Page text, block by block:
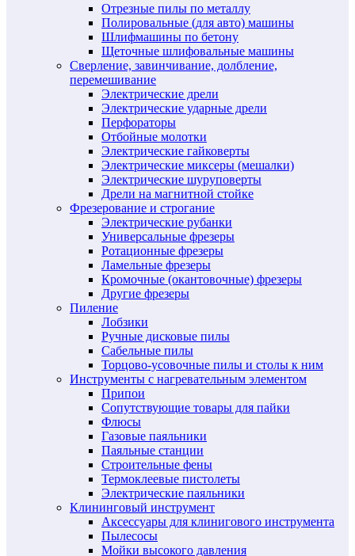
Отрезные пилы по металлу
Полировальные (для авто) машины
Шлифмашины по бетону
Щеточные шлифовальные машины
Сверление, завинчивание, долбление,
перемешивание
Электрические дрели
Электрические ударные дрели
Перфораторы
Отбойные молотки
Электрические гайковерты
Электрические миксеры (мешалки)
Электрические шуруповерты
Дрели на магнитной стойке
Фрезерование и строгание
Электрические рубанки
Универсальные фрезеры
Ротационные фрезеры
Ламельные фрезеры
Кромочные (окантовочные) фрезеры
Другие фрезеры
Пиление
Лобзики
Ручные дисковые пилы
Сабельные пилы
Торцово-усовочные пилы и столы к ним
Инструменты с нагревательным элементом
Припои
Сопутствующие товары для пайки
Флюсы
Газовые паяльники
Паяльные станции
Строительные фены
Термоклеевые пистолеты
Электрические паяльники
Клининговый инструмент
Аксессуары для клинигового инструмента
Пылесосы
Мойки высокого давления